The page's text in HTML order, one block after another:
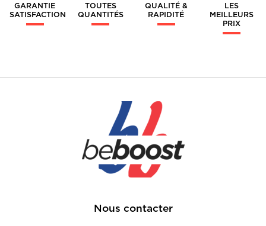
GARANTIE
SATISFACTION
TOUTES
QUANTITÉS
QUALITÉ &
RAPIDITÉ
LES
MEILLEURS
PRIX
Nous contacter